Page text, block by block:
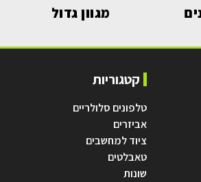
מגוון גדול
קטגוריות
טלפונים סלולריים
אביזרים
ציוד למחשבים
טאבלטים
שונות